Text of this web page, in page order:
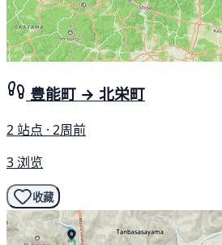
豊能町 → 北栄町
2 站点 · 2周前
3 浏览
收藏